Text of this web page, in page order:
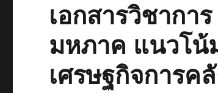
เอกสารวิชากา
มหภาค แนวโน้
เศรษฐกิจการค